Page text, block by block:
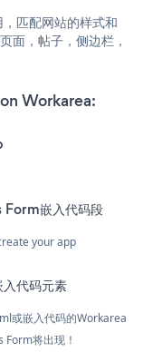
匹配网站的样式和
面，帖子，侧边栏，
Workarea:
嵌入代码段
your app
代码元素
或嵌入代码的Workarea
将出现！